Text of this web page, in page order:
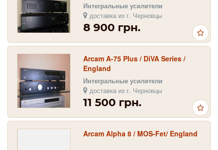
Интегральные усилители
доставка из г. Черновцы
8 900 грн.
Arcam A-75 Plus / DiVA Series /
England
Интегральные усилители
доставка из г. Черновцы
11 500 грн.
Arcam Alpha 8 / MOS-Fet/ England